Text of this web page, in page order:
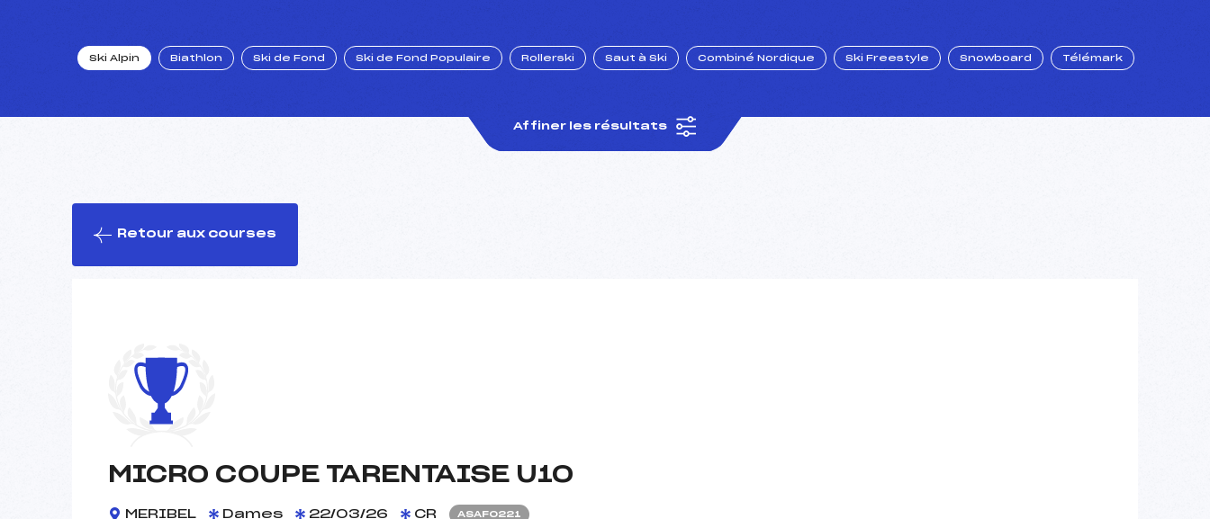
Ski Alpin Biathlon Ski de Fond Ski de Fond Populaire Rollerski Saut à Ski Combiné Nordique Ski Freestyle Snowboard Télémark
Affiner les résultats
Retour aux courses
MICRO COUPE TARENTAISE U10
MERIBEL Dames 22/03/26 CR ASAF0221